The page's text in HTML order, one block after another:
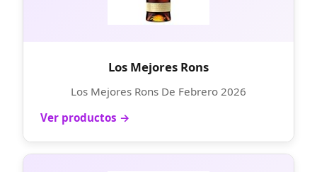
Los Mejores Rons
Los Mejores Rons De Febrero 2026
Ver productos →